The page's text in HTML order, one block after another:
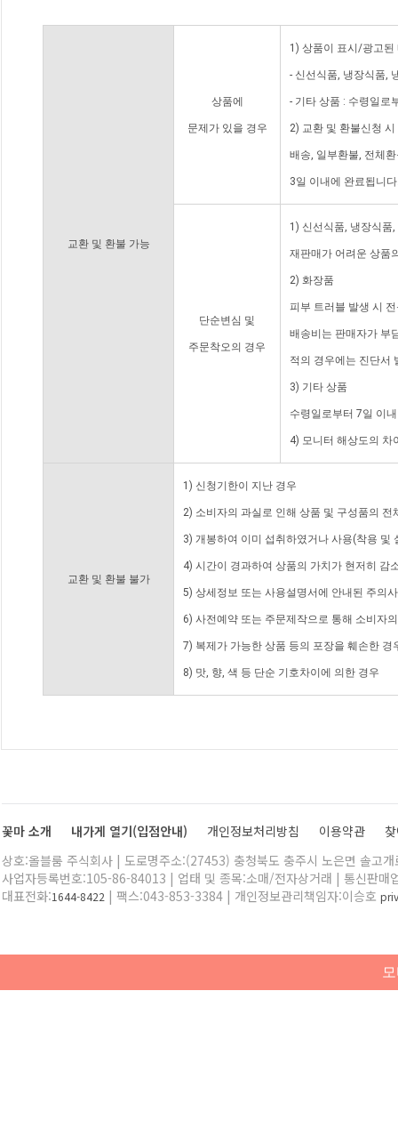
교환 및 환불 가능
상품에
문제가 있을 경우
1) 상품이 표시/광고된
- 신선식품, 냉장식품,
- 기타 상품 : 수령일로
2) 교환 및 환불신청
배송, 일부환불, 전체
3일 이내에 완료됩니
단순변심 및
주문착오의 경우
1) 신선식품, 냉장식품
재판매가 어려운 상품
2) 화장품
피부 트러블 발생 시
배송비는 판매자가 부
적의 경우에는 진단서
3) 기타 상품
수령일로부터 7일 이
4) 모니터 해상도의 차
교환 및 환불 불가
1) 신청기한이 지난 경우
2) 소비자의 과실로 인해 상품 및 구성품의
3) 개봉하여 이미 섭취하였거나 사용(착용 및
4) 시간이 경과하여 상품의 가치가 현저히 감
5) 상세정보 또는 사용설명서에 안내된 주의
6) 사전예약 또는 주문제작으로 통해 소비자
7) 복제가 가능한 상품 등의 포장을 훼손한 경
8) 맛, 향, 색 등 단순 기호차이에 의한 경우
꽃마 소개 내가게 열기(입점안내) 개인정보처리방침 이용약관
상호:올블룸 주식회사 | 도로명주소:(27453) 충청북도 충주시 노은면 솔고
사업자등록번호:105-86-84013 | 업태 및 종목:소매/전자상거래 | 통신판매
대표전화:1644-8422 | 팩스:043-853-3384 | 개인정보관리책임자:이승호